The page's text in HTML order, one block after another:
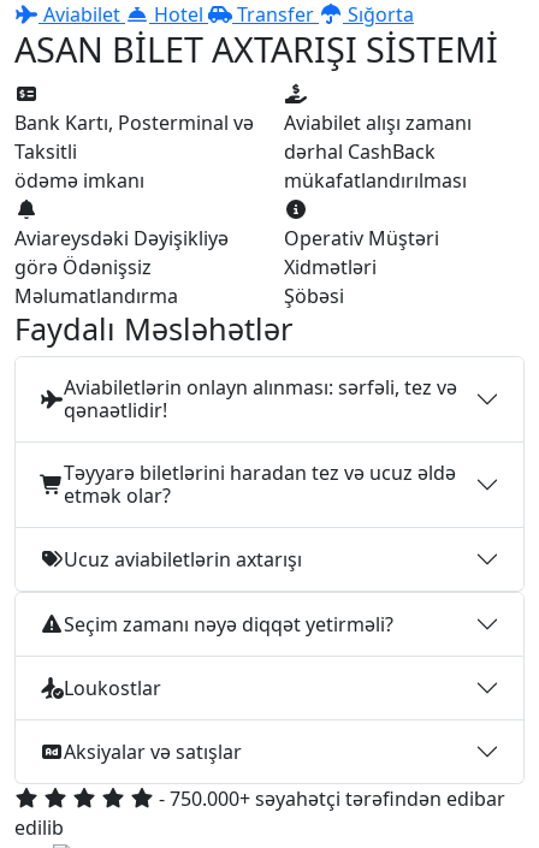
Aviabilet Hotel Transfer Sığorta
ASAN BİLET AXTARIŞI SİSTEMİ
Bank Kartı, Posterminal və
Taksitli
ödəmə imkanı
Aviabilet alışı zamanı
dərhal CashBack
mükafatlandırılması
Aviareysdəki Dəyişikliyə
görə Ödənişsiz
Məlumatlandırma
Operativ Müştəri
Xidmətləri
Şöbəsi
Faydalı Məsləhətlər
Aviabiletlərin onlayn alınması: sərfəli, tez və
qənaətlidir!
Təyyarə biletlərini haradan tez və ucuz əldə
etmək olar?
Ucuz aviabiletlərin axtarışı
Seçim zamanı nəyə diqqət yetirməli?
Loukostlar
Aksiyalar və satışlar
- 750.000+ səyahətçi tərəfindən edibar
edilib